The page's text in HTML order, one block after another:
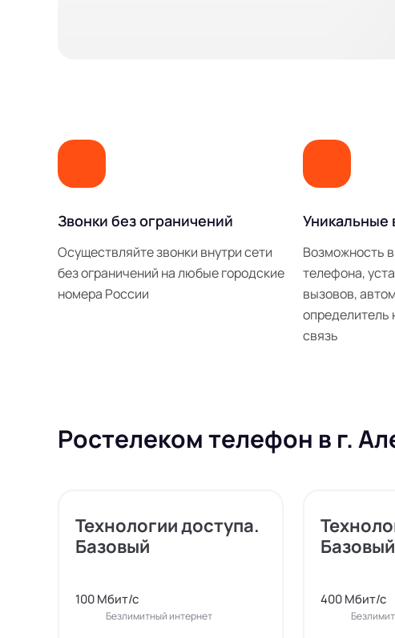
Звонки без ограничений
Осуществляйте звонки внутри сети
без ограничений на любые городские
номера России
Уникальные
Возможность
телефона,
вызовов,
определитель
связь
Ростелеком телефон в г.
Технологии доступа.
Базовый
100 Мбит/с
Безлимитный интернет
Базовый
400 Мбит/с